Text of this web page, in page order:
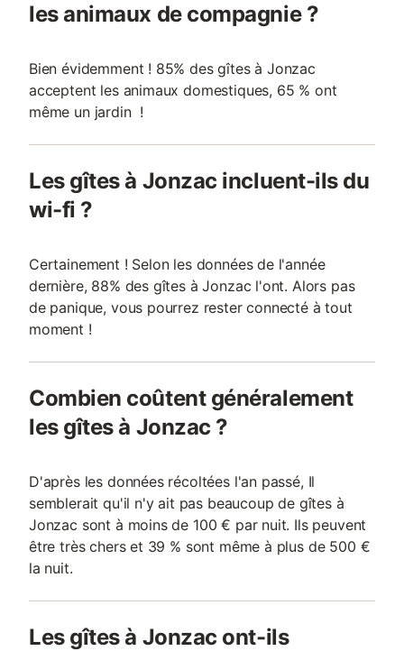
les animaux de compagnie ?
Bien évidemment ! 85% des gîtes à Jonzac
acceptent les animaux domestiques, 65 % ont
même un jardin !
Les gîtes à Jonzac incluent-ils du
wi-fi ?
Certainement ! Selon les données de l'année
dernière, 88% des gîtes à Jonzac l'ont. Alors pas
de panique, vous pourrez rester connecté à tout
moment !
Combien coûtent généralement
les gîtes à Jonzac ?
D'après les données récoltées l'an passé, Il
semblerait qu'il n'y ait pas beaucoup de gîtes à
Jonzac sont à moins de 100 € par nuit. Ils peuvent
être très chers et 39 % sont même à plus de 500 €
la nuit.
Les gîtes à Jonzac ont-ils